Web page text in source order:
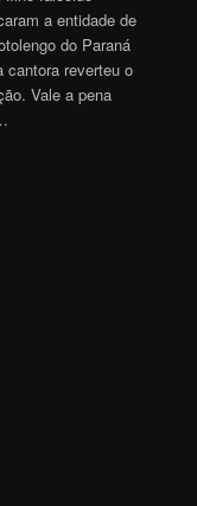
a entidade de
do Paraná
cantora reverteu o
Vale a pena